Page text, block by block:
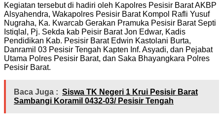
Kegiatan tersebut di hadiri oleh Kapolres Pesisir Barat AKBP
Alsyahendra, Wakapolres Pesisir Barat Kompol Rafli Yusuf
Nugraha, Ka. Kwarcab Gerakan Pramuka Pesisir Barat Septi
Istiqlal, Pj. Sekda kab Peisir Barat Jon Edwar, Kadis
Pendidikan Kab. Pesisir Barat Edwin Kastolani Burta,
Danramil 03 Pesisir Tengah Kapten Inf. Asyadi, dan Pejabat
Utama Polres Pesisir Barat, dan Saka Bhayangkara Polres
Pesisir Barat.
Baca Juga : Siswa TK Negeri 1 Krui Pesisir Barat
Sambangi Koramil 0432-03/ Pesisir Tengah